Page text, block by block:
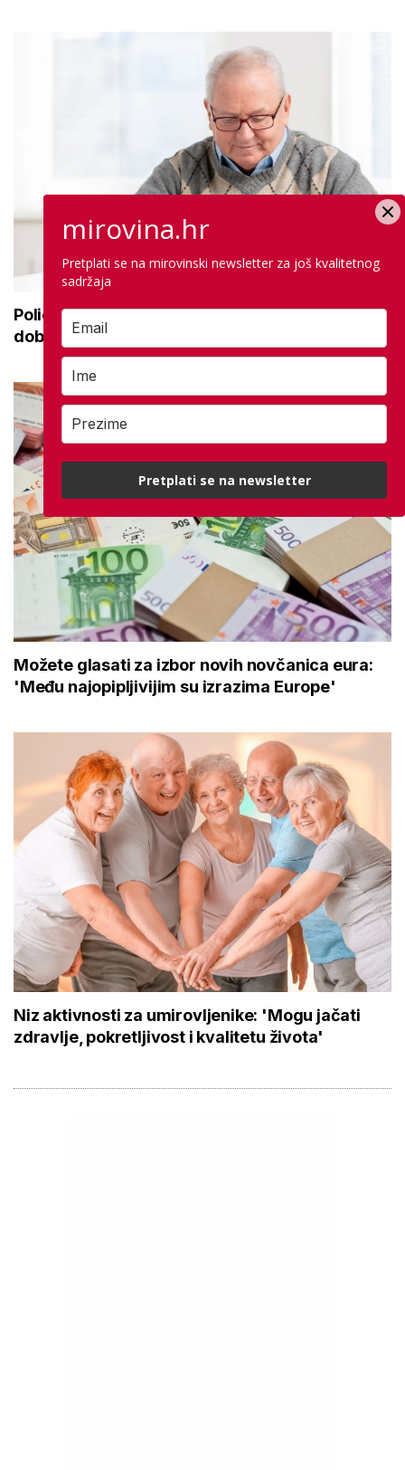
Policija upozorava umirovljenike: 'Zbog
dobronamjernosti postaju meta prijevare'
Možete glasati za izbor novih novčanica eura:
'Među najopipljivijim su izrazima Europe'
Niz aktivnosti za umirovljenike: 'Mogu jačati
zdravlje, pokretljivost i kvalitetu života'
mirovina.hr
Pretplati se na mirovinski newsletter za još kvalitetnog
sadržaja
Pretplati se na newsletter